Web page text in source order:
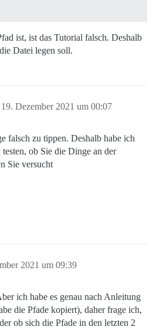
ist, ist das Tutorial falsch. Deshalb
Datei legen soll.
19. Dezember 2021 um 00:07
falsch zu tippen. Deshalb habe ich
ob Sie die Dinge an der
Sie versucht
2021 um 09:39
ich habe es genau nach Anleitung
die Pfade kopiert), daher frage ich,
ob sich die Pfade in den letzten 2